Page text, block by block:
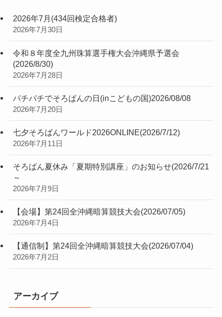
2026年7月(434回検定合格者)
2026年7月30日
令和８年度全九州珠算選手権大会沖縄県予選会
(2026/8/30)
2026年7月28日
パチパチでそろばんの日(inこどもの国)2026/08/08
2026年7月20日
七夕そろばんワールド2026ONLINE(2026/7/12)
2026年7月11日
そろばん夏休み「夏期特別講座」のお知らせ(2026/7/21
～
2026年7月9日
【会場】第24回全沖縄暗算競技大会(2026/07/05)
2026年7月4日
【通信制】第24回全沖縄暗算競技大会(2026/07/04)
2026年7月2日
アーカイブ